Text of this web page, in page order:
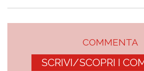
COMMENTA
SCRIVI/SCOPRI I